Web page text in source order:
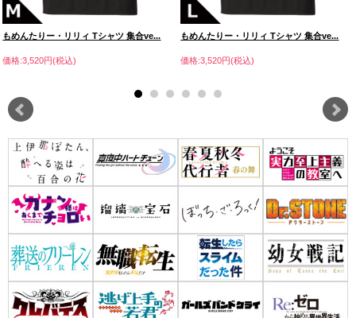
もめんたりー・リリィ Tシャツ 集合ve...
価格:3,520円(税込)
もめんたりー・リリィ Tシャツ 集合ve...
価格:3,520円(税込)